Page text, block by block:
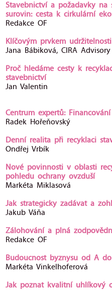
Stavebnictví a požadavky na
surovin: cesta k cirkulární
Redakce OF
Klíčovým prvkem
Jana Bábiková, CIRA Advisory
Proč hledáme cesty k
stavebnictví
Jan Valentin
Centrum expertů:
Radek Hořeňovský
Denní realita při recyklaci
Ondřej Vrbík
Nové povinnosti v oblasti
pohledu ochrany ovzduší
Markéta Miklasová
Jak strategicky zadávat a
Jakub Váňa
Zálohování a plná
Redakce OF
Budoucnost byznysu od A
Markéta Vinkelhoferová
Jak poznat kvalitní uhlíkový